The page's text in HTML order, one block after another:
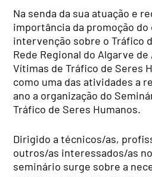
Na senda da sua atuação e
importância da promoção
intervenção sobre o Tráfico
Rede Regional do Algarve
Vítimas de Tráfico de Seres
como uma das atividades a
ano a organização do
Tráfico de Seres Humanos.
Dirigido a técnicos/as,
outros/as interessados/as
seminário surge sobre a